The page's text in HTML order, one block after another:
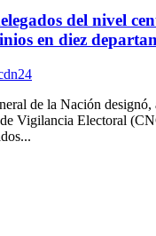
del nivel
en diez
de la Nación designó,
Vigilancia Electoral